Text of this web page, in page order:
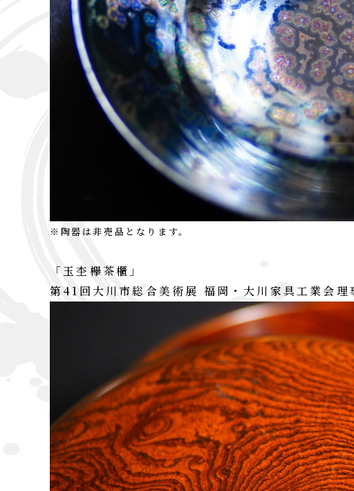
※陶器は非売品となります。
「玉杢欅茶櫃」
第41回大川市総合美術展 福岡・大川家具工業会理